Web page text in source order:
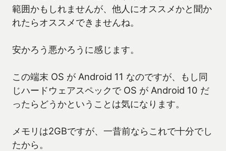
範囲かもしれませんが、他人にオススメかと聞か
れたらオススメできませんね。
安かろう悪かろうに感じます。
この端末 OS が Android 11 なのですが、もし同
じハードウェアスペックで OS が Android 10 だ
ったらどうかということは気になります。
メモリは2GBですが、一昔前ならこれで十分でし
たから。